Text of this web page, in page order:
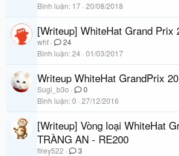
Bình luận 17 20/08/2018
[Writeup] WhiteHat Grand Prix
whf
24
Bình luận 24 01/03/2017
Writeup WhiteHat GrandPrix
Sugi_b3o
0
Bình luận 0 27/12/2016
[Writeup] Vòng loại WhiteHat
TRÀNG AN - RE200
firey522
3